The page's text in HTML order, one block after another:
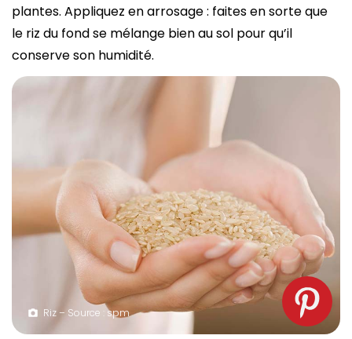
plantes. Appliquez en arrosage : faites en sorte que
le riz du fond se mélange bien au sol pour qu’il
conserve son humidité.
Riz – Source : spm